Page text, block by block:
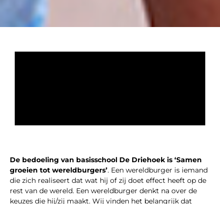
De bedoeling van basisschool De Driehoek is ‘Samen
groeien tot wereldburgers’. Een wereldburger is iemand
die zich realiseert dat wat hij of zij doet effect heeft op de
rest van de wereld. Een wereldburger denkt na over de
keuzes die hij/zij maakt. Wij vinden het belangrijk dat